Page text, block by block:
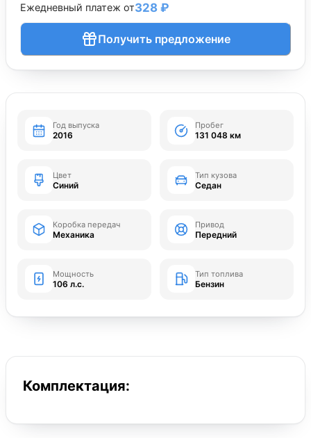
Ежедневный платеж от328 ₽
Получить предложение
Год выпуска
2016
Пробег
131 048 км
Цвет
Синий
Тип кузова
Седан
Коробка передач
Механика
Привод
Передний
Мощность
106 л.с.
Тип топлива
Бензин
Комплектация: